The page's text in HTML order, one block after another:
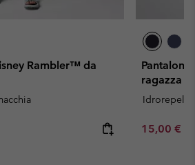
Rambler™ da
ragazza
Minimum
15,00 €